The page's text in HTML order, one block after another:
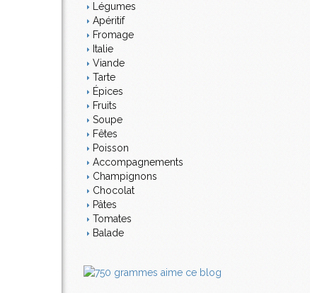
Légumes
Apéritif
Fromage
Italie
Viande
Tarte
Épices
Fruits
Soupe
Fêtes
Poisson
Accompagnements
Champignons
Chocolat
Pâtes
Tomates
Balade